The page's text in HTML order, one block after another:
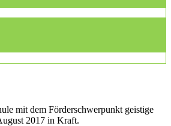
mit dem Förderschwerpunkt geistige
2017 in Kraft.